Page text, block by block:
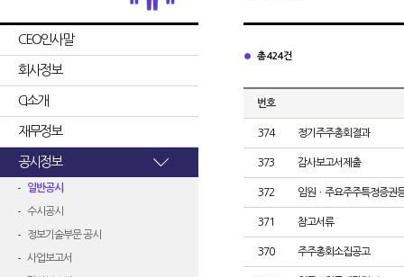
CEO인사말
회사정보
CI소개
재무정보
공시정보
일반공시
수시공시
정보기술부문 공시
사업보고서
총 424건
번호
374 정기주주총회결과
373 감사보고서제출
372 임원ㆍ주요주주특정증권
371 참고서류
370 주주총회소집공고